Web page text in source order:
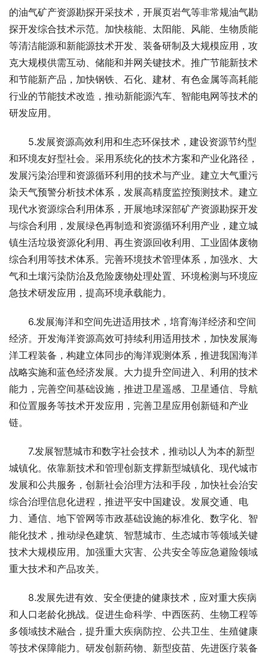
的油气矿产资源勘探开采技术，开展页岩气等非常规油气勘
探开发综合技术示范。加快核能、太阳能、风能、生物质能
等清洁能源和新能源技术开发、装备研制及大规模应用，攻
克大规模供需互动、储能和并网关键技术。推广节能新技术
和节能新产品，加快钢铁、石化、建材、有色金属等高耗能
行业的节能技术改造，推动新能源汽车、智能电网等技术的
研发应用。
5.发展资源高效利用和生态环保技术，建设资源节约型
和环境友好型社会。采用系统化的技术方案和产业化路径，
发展污染治理和资源循环利用的技术与产业。建立大气重污
染天气预警分析技术体系，发展高精度监控预测技术。建立
现代水资源综合利用体系，开展地球深部矿产资源勘探开发
与综合利用，发展绿色再制造和资源循环利用产业，建立城
镇生活垃圾资源化利用、再生资源回收利用、工业固体废物
综合利用等技术体系。完善环境技术管理体系，加强水、大
气和土壤污染防治及危险废物处理处置、环境检测与环境应
急技术研发应用，提高环境承载能力。
6.发展海洋和空间先进适用技术，培育海洋经济和空间
经济。开发海洋资源高效可持续利用适用技术，加快发展海
洋工程装备，构建立体同步的海洋观测体系，推进我国海洋
战略实施和蓝色经济发展。大力提升空间进入、利用的技术
能力，完善空间基础设施，推进卫星遥感、卫星通信、导航
和位置服务等技术开发应用，完善卫星应用创新链和产业
链。
7.发展智慧城市和数字社会技术，推动以人为本的新型
城镇化。依靠新技术和管理创新支撑新型城镇化、现代城市
发展和公共服务，创新社会治理方法和手段，加快社会治安
综合治理信息化进程，推进平安中国建设。发展交通、电
力、通信、地下管网等市政基础设施的标准化、数字化、智
能化技术，推动绿色建筑、智慧城市、生态城市等领域关键
技术大规模应用。加强重大灾害、公共安全等应急避险领域
重大技术和产品攻关。
8.发展先进有效、安全便捷的健康技术，应对重大疾病
和人口老龄化挑战。促进生命科学、中西医药、生物工程等
多领域技术融合，提升重大疾病防控、公共卫生、生殖健康
等技术保障能力。研发创新药物、新型疫苗、先进医疗装备